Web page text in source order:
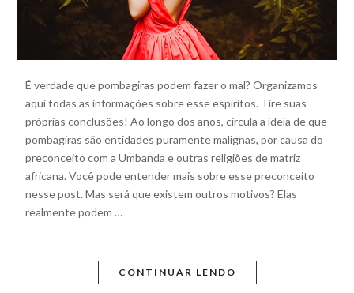
É verdade que pombagiras podem fazer o mal? Organizamos
aqui todas as informações sobre esse espíritos. Tire suas
próprias conclusões! Ao longo dos anos, circula a ideia de que
pombagiras são entidades puramente malignas, por causa do
preconceito com a Umbanda e outras religiões de matriz
africana. Você pode entender mais sobre esse preconceito
nesse post. Mas será que existem outros motivos? Elas
realmente podem …
CONTINUAR LENDO